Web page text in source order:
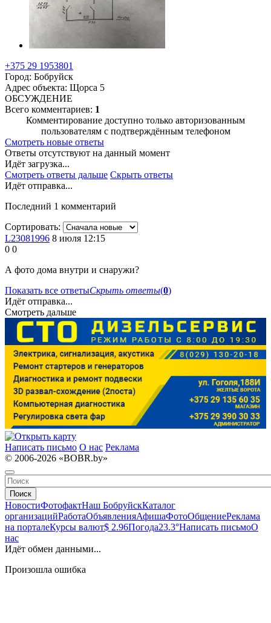
+375 29 1953801
Город: Бобруйск
Адрес объекта: Щорса 5
ОБСУЖДЕНИЕ
Всего комментариев: 1
Комментирование доступно только авторизованным
пользователям с подтверждённым телефоном
Смотреть новые ответы
Ответы отсутствуют на данный момент
Идёт загрузка...
Смотреть ответы дальше Скрыть ответы
Идёт отправка...
Последний 1 комментарий
Сортировать:
L23081996 8 июля 12:15
0 0
А фото дома внутри и снаружи?
Показать все ответыСкрыть ответы(0)
Идёт отправка...
Смотреть дальше
Написать письмо О нас Реклама
© 2006-2026 «BOBR.by»
Поиск
НовостиФотофактНаш БобруйскКаталог
организацийРаботаОбъявленияАфишаФотоОбщениеРеклама
на порталеКурсы валют$ 2.96Погода23.3°Написать письмоО
нас
Идёт обмен данными...
Произошла ошибка